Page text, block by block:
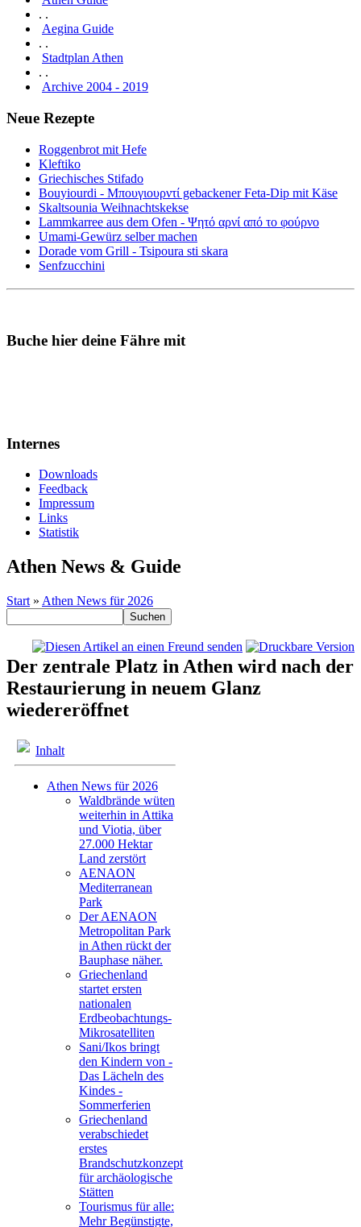
. .
Aegina Guide
. .
Stadtplan Athen
. .
Archive 2004 - 2019
Neue Rezepte
Roggenbrot mit Hefe
Kleftiko
Griechisches Stifado
Bouyiourdi - Μπουγιουρντί gebackener Feta-Dip mit Käse
Skaltsounia Weihnachtskekse
Lammkarree aus dem Ofen - Ψητό αρνί από το φούρνο
Umami-Gewürz selber machen
Dorade vom Grill - Tsipoura sti skara
Senfzucchini
Buche hier deine Fähre mit
Internes
Downloads
Feedback
Impressum
Links
Statistik
Athen News & Guide
Start » Athen News für 2026
Der zentrale Platz in Athen wird nach der
Restaurierung in neuem Glanz
wiedereröffnet
Inhalt
Athen News für 2026
Waldbrände wüten
weiterhin in Attika
und Viotia, über
27.000 Hektar
Land zerstört
AENAON
Mediterranean
Park
Der AENAON
Metropolitan Park
in Athen rückt der
Bauphase näher.
Griechenland
startet ersten
nationalen
Erdbeobachtungs-
Mikrosatelliten
Sani/Ikos bringt
den Kindern von -
Das Lächeln des
Kindes -
Sommerferien
Griechenland
verabschiedet
erstes
Brandschutzkonzept
für archäologische
Stätten
Tourismus für alle:
Mehr Begünstigte,